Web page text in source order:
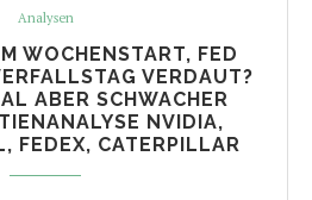
Analysen
WOCHENSTART, FED
VERDAUT?
ABER SCHWACHER
NVIDIA,
FEDEX, CATERPILLAR